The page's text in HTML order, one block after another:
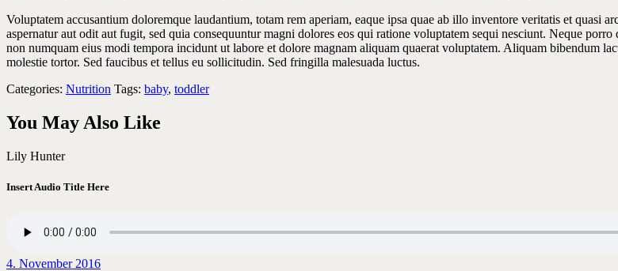
Voluptatem accusantium doloremque laudantium, totam rem aperiam, eaque ipsa quae ab illo inventore veritatis et quasi
aspernatur aut odit aut fugit, sed quia consequuntur magni dolores eos qui ratione voluptatem sequi nesciunt. Neque
non numquam eius modi tempora incidunt ut labore et dolore magnam aliquam quaerat voluptatem. Aliquam bibendum
molestie tortor. Sed faucibus et tellus eu sollicitudin. Sed fringilla malesuada luctus.
Categories: Nutrition Tags: baby, toddler
You May Also Like
Lily Hunter
Insert Audio Title Here
4. November 2016